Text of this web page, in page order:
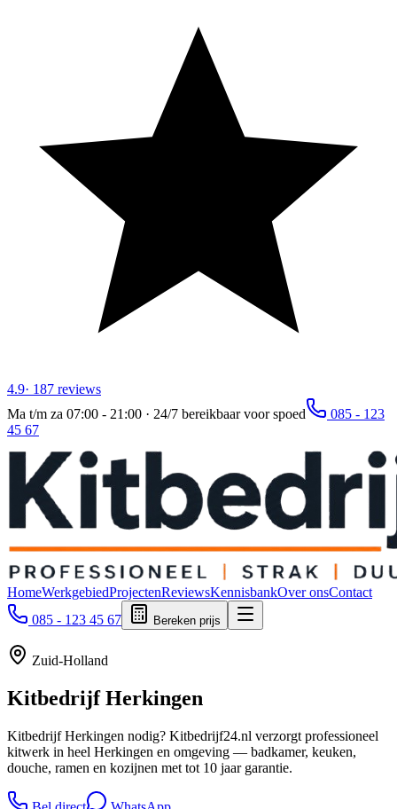
4.9· 187 reviews
Ma t/m za 07:00 - 21:00 · 24/7 bereikbaar voor spoed
085 - 123
45 67
HomeWerkgebiedProjectenReviewsKennisbankOver onsContact
085 - 123 45 67
Bereken prijs
Zuid-Holland
KitbedrijfHerkingen
Kitbedrijf Herkingen nodig? Kitbedrijf24.nl verzorgt professioneel
kitwerk in heel Herkingen en omgeving — badkamer, keuken,
douche, ramen en kozijnen met tot 10 jaar garantie.